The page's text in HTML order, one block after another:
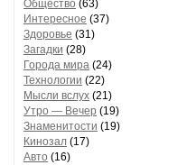
Общество (63)
Интересное (37)
Здоровье (31)
Загадки (28)
Города мира (24)
Технологии (22)
Мысли вслух (21)
Утро — Вечер (19)
Знаменитости (19)
Кинозал (17)
Авто (16)